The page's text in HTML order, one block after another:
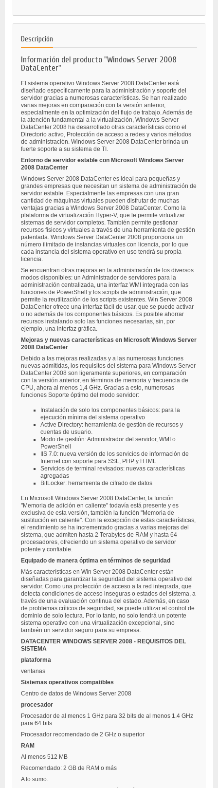
Descripción
Información del producto "Windows Server 2008
DataCenter"
El sistema operativo Windows Server 2008 DataCenter está
diseñado específicamente para la administración y soporte del
servidor gracias a numerosas características. Se han realizado
varias mejoras en comparación con la versión anterior,
especialmente en la optimización del flujo de trabajo. Además de
la atención fundamental a la virtualización, Windows Server
DataCenter 2008 ha desarrollado otras características como el
Directorio activo, Protección de acceso a redes y varios métodos
de administración. Windows Server 2008 DataCenter brinda un
fuerte soporte a su sistema de TI.
Entorno de servidor estable con Microsoft Windows Server
2008 DataCenter
Windows Server 2008 DataCenter es ideal para pequeñas y
grandes empresas que necesitan un sistema de administración de
servidor estable. Especialmente las empresas con una gran
cantidad de máquinas virtuales pueden disfrutar de muchas
ventajas gracias a Windows Server 2008 DataCenter. Como la
plataforma de virtualización Hyper-V, que le permite virtualizar
sistemas de servidor completos. También permite gestionar
recursos físicos y virtuales a través de una herramienta de gestión
patentada. Windows Server DataCenter 2008 proporciona un
número ilimitado de instancias virtuales con licencia, por lo que
cada instancia del sistema operativo en uso tendrá su propia
licencia.
Se encuentran otras mejoras en la administración de los diversos
modos disponibles: un Administrador de servidores para la
administración centralizada, una interfaz WMI integrada con las
funciones de PowerShell y los scripts de administración, que
permite la reutilización de los scripts existentes. Win Server 2008
DataCenter ofrece una interfaz fácil de usar, que se puede activar
o no además de los componentes básicos. Es posible ahorrar
recursos instalando solo las funciones necesarias, sin, por
ejemplo, una interfaz gráfica.
Mejoras y nuevas características en Microsoft Windows Server
2008 DataCenter
Debido a las mejoras realizadas y a las numerosas funciones
nuevas admitidas, los requisitos del sistema para Windows Server
DataCenter 2008 son ligeramente superiores, en comparación
con la versión anterior, en términos de memoria y frecuencia de
CPU, ahora al menos 1,4 GHz. Gracias a esto, numerosas
funciones Soporte óptimo del modo servidor:
Instalación de solo los componentes básicos: para la
ejecución mínima del sistema operativo
Active Directory: herramienta de gestión de recursos y
cuentas de usuario.
Modo de gestión: Administrador del servidor, WMI o
PowerShell
IIS 7.0: nueva versión de los servicios de información de
Internet con soporte para SSL, PHP y HTML
Servicios de terminal revisados: nuevas características
agregadas
BitLocker: herramienta de cifrado de datos
En Microsoft Windows Server 2008 DataCenter, la función
"Memoria de adición en caliente" todavía está presente y es
exclusiva de esta versión, también la función "Memoria de
sustitución en caliente". Con la excepción de estas características,
el rendimiento se ha incrementado gracias a varias mejoras del
sistema, que admiten hasta 2 Terabytes de RAM y hasta 64
procesadores, ofreciendo un sistema operativo de servidor
potente y confiable.
Equipado de manera óptima en términos de seguridad
Más características en Win Server 2008 DataCenter están
diseñadas para garantizar la seguridad del sistema operativo del
servidor. Como una protección de acceso a la red integrada, que
detecta condiciones de acceso inseguras o estados del sistema, a
través de una evaluación continua del estado. Además, en caso
de problemas críticos de seguridad, se puede utilizar el control de
dominio de solo lectura. Por lo tanto, no solo tendrá un potente
sistema operativo con una virtualización excepcional, sino
también un servidor seguro para su empresa.
DATACENTER WINDOWS SERVER 2008 - REQUISITOS DEL
SISTEMA
plataforma
ventanas
Sistemas operativos compatibles
Centro de datos de Windows Server 2008
procesador
Procesador de al menos 1 GHz para 32 bits de al menos 1.4 GHz
para 64 bits
Procesador recomendado de 2 GHz o superior
RAM
Al menos 512 MB
Recomendado: 2 GB de RAM o más
A lo sumo: